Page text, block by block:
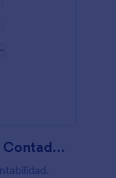
Formulario De Inscripción De Contadores